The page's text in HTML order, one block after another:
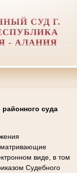
СУД Г.
- АЛАНИЯ
суда
виде, в том
Судебного